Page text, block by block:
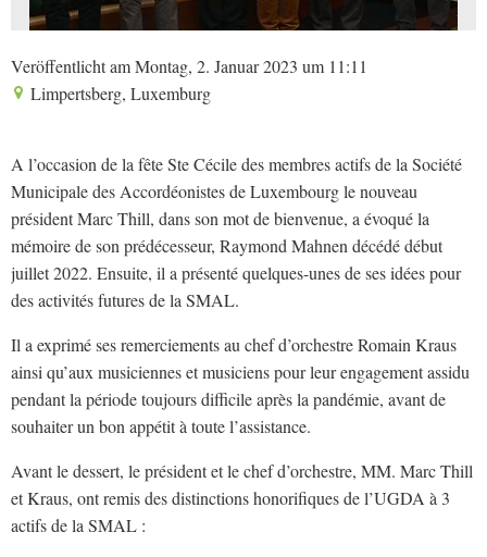
Veröffentlicht am Montag, 2. Januar 2023 um 11:11
Limpertsberg, Luxemburg
A l’occasion de la fête Ste Cécile des membres actifs de la Société
Municipale des Accordéonistes de Luxembourg le nouveau
président Marc Thill, dans son mot de bienvenue, a évoqué la
mémoire de son prédécesseur, Raymond Mahnen décédé début
juillet 2022. Ensuite, il a présenté quelques-unes de ses idées pour
des activités futures de la SMAL.
Il a exprimé ses remerciements au chef d’orchestre Romain Kraus
ainsi qu’aux musiciennes et musiciens pour leur engagement assidu
pendant la période toujours difficile après la pandémie, avant de
souhaiter un bon appétit à toute l’assistance.
Avant le dessert, le président et le chef d’orchestre, MM. Marc Thill
et Kraus, ont remis des distinctions honorifiques de l’UGDA à 3
actifs de la SMAL :